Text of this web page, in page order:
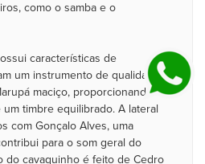
como o samba e o
características de
um instrumento de qualidade.
maciço, proporcionando
timbre equilibrado. A lateral
com Gonçalo Alves, uma
para o som geral do
do cavaquinho é feito de Cedro